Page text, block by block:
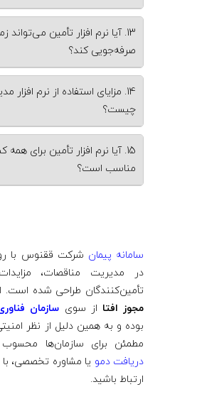
13. آیا نرم ‌افزار تأمین می‌تواند
صرفه‌جویی کند؟
14. مزایای استفاده از نرم ‌افزار
چیست؟
15. آیا نرم ‌افزار تأمین برای
مناسب است؟
سامانه پیمان شرکت ققنوس با
در مدیریت مناقصات،
تأمین‌کنندگان طراحی شده است.
مجوز افتا از سوی سازمان
بوده و به همین دلیل از نظر
مطمئن برای سازمان‌ها
دریافت دمو یا مشاوره تخصصی، با
ارتباط باشید.